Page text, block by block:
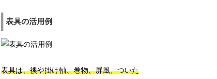
表具の活用例
表具は、襖や掛け軸、巻物、屏風、ついた